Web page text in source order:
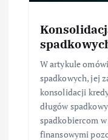
W artykule
spadkowych, jej
konsolidacji
długów
spadkobiercom
finansowymi